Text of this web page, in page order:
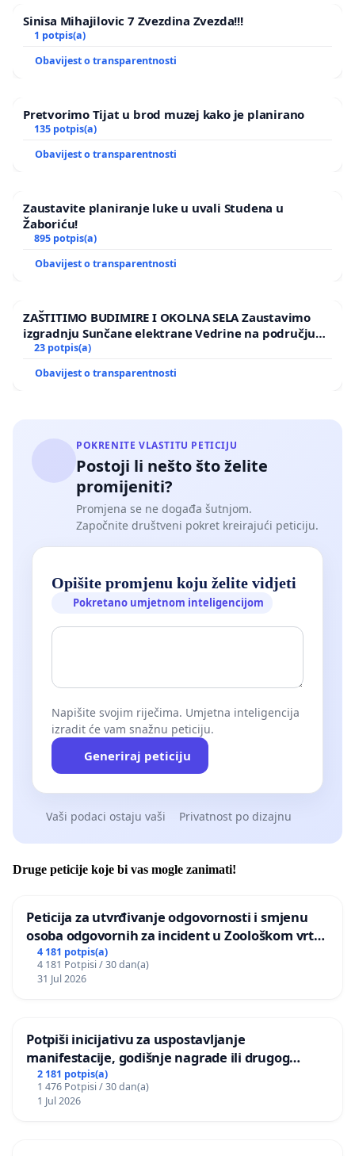
Sinisa Mihajilovic 7 Zvezdina Zvezda!!!
1 potpis(a)
Obavijest o transparentnosti
Pretvorimo Tijat u brod muzej kako je planirano
135 potpis(a)
Obavijest o transparentnosti
Zaustavite planiranje luke u uvali Studena u
Žaboriću!
895 potpis(a)
Obavijest o transparentnosti
ZAŠTITIMO BUDIMIRE I OKOLNA SELA Zaustavimo
izgradnju Sunčane elektrane Vedrine na području
Ugljana
23 potpis(a)
Obavijest o transparentnosti
POKRENITE VLASTITU PETICIJU
Postoji li nešto što želite
promijeniti?
Promjena se ne događa šutnjom.
Započnite društveni pokret kreirajući peticiju.
Opišite promjenu koju želite vidjeti
Pokretano umjetnom inteligencijom
Napišite svojim riječima. Umjetna inteligencija
izradit će vam snažnu peticiju.
Generiraj peticiju
Vaši podaci ostaju vaši Privatnost po dizajnu
Druge peticije koje bi vas mogle zanimati!
Peticija za utvrđivanje odgovornosti i smjenu
osoba odgovornih za incident u Zoološkom vrtu
Grada Zagreba
4 181 potpis(a)
4 181 Potpisi / 30 dan(a)
31 Jul 2026
Potpiši inicijativu za uspostavljanje
manifestacije, godišnje nagrade ili drugog
javnog događaja „Edin Avdić“ u Sarajevu
2 181 potpis(a)
1 476 Potpisi / 30 dan(a)
1 Jul 2026